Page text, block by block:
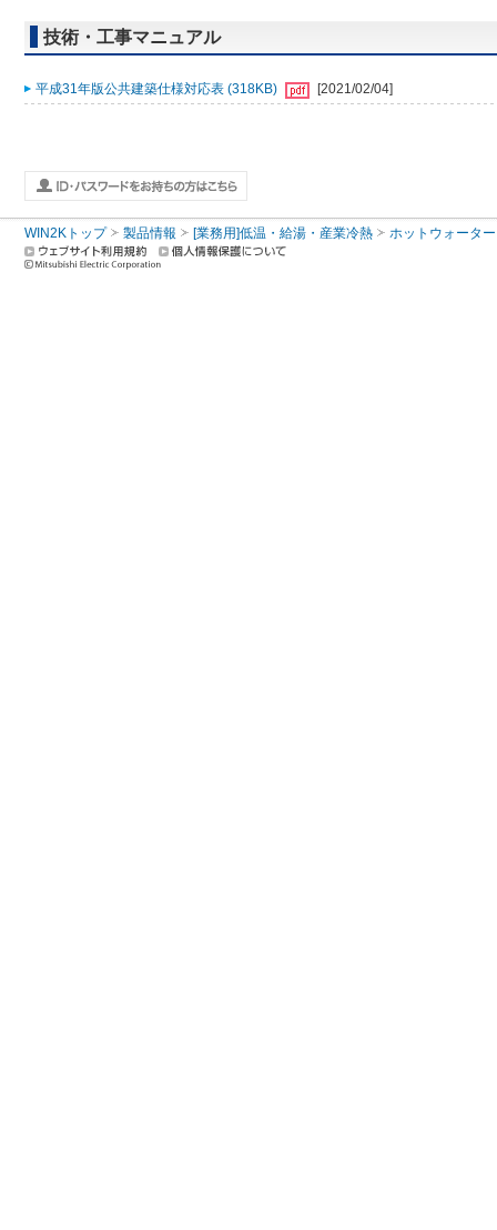
技術・工事マニュアル
平成31年版公共建築仕様対応表 (318KB) [2021/02/04]
WIN2Kトップ 製品情報 [業務用]低温・給湯・産業冷熱 ホットウォータ